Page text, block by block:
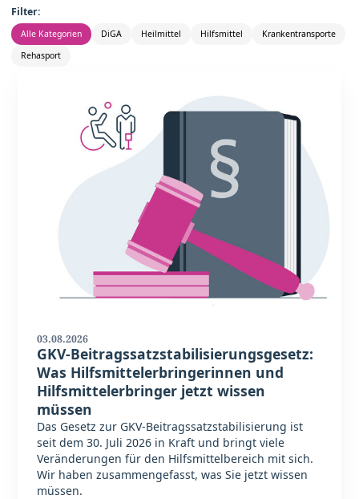
Filter:
Alle Kategorien DiGA Heilmittel Hilfsmittel
Krankentransporte
Rehasport
03.08.2026
GKV-Beitragssatzstabilisierungsgesetz:
Was Hilfsmittelerbringerinnen und
Hilfsmittelerbringer jetzt wissen
müssen
Das Gesetz zur GKV-Beitragssatzstabilisierung ist
seit dem 30. Juli 2026 in Kraft und bringt viele
Veränderungen für den Hilfsmittelbereich mit sich.
Wir haben zusammengefasst, was Sie jetzt wissen
müssen.